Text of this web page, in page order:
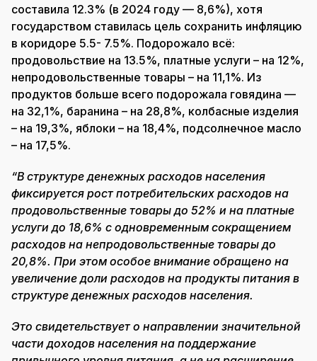
составила 12.3% (в 2024 году — 8,6%), хотя
государством ставилась цель сохранить инфляцию
в коридоре 5.5- 7.5%. Подорожало всё:
продовольствие на 13.5%, платные услуги – на 12%,
непродовольственные товары – на 11,1%. Из
продуктов больше всего подорожала говядина —
на 32,1%, баранина – на 28,8%, колбасные изделия
– на 19,3%, яблоки – на 18,4%, подсолнечное масло
– на 17,5%.
“В структуре денежных расходов населения
фиксируется рост потребительских расходов на
продовольственные товары до 52% и на платные
услуги до 18,6% с одновременным сокращением
расходов на непродовольственные товары до
20,8%. При этом особое внимание обращено на
увеличение доли расходов на продукты питания в
структуре денежных расходов населения.
Это свидетельствует о направлении значительной
части доходов населения на поддержание